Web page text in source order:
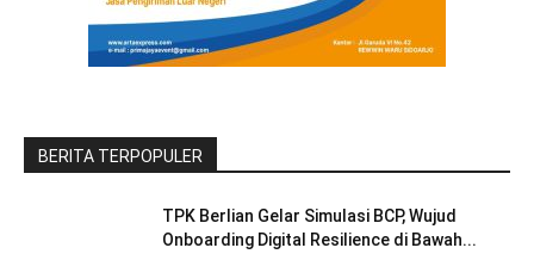
BERITA TERPOPULER
TPK Berlian Gelar Simulasi BCP, Wujud
Onboarding Digital Resilience di Bawah...